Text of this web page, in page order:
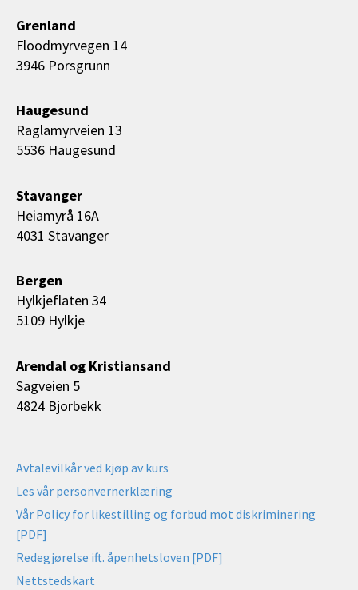
Grenland
Floodmyrvegen 14
3946 Porsgrunn
Haugesund
Raglamyrveien 13
5536 Haugesund
Stavanger
Heiamyrå 16A
4031 Stavanger
Bergen
Hylkjeflaten 34
5109 Hylkje
Arendal og Kristiansand
Sagveien 5
4824 Bjorbekk
Avtalevilkår ved kjøp av kurs
Les vår personvernerklæring
Vår Policy for likestilling og forbud mot diskriminering
[PDF]
Redegjørelse ift. åpenhetsloven [PDF]
Nettstedskart